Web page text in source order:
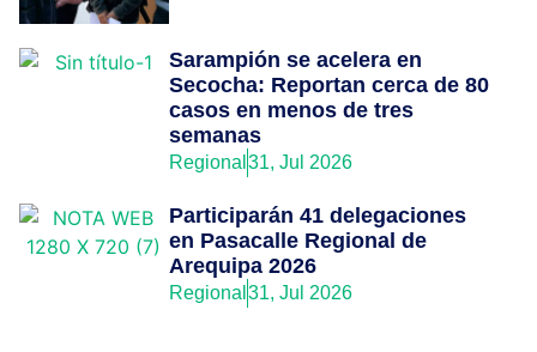
Sarampión se acelera en
Secocha: Reportan cerca de 80
casos en menos de tres
semanas
Regional 31, Jul 2026
Participarán 41 delegaciones
en Pasacalle Regional de
Arequipa 2026
Regional 31, Jul 2026